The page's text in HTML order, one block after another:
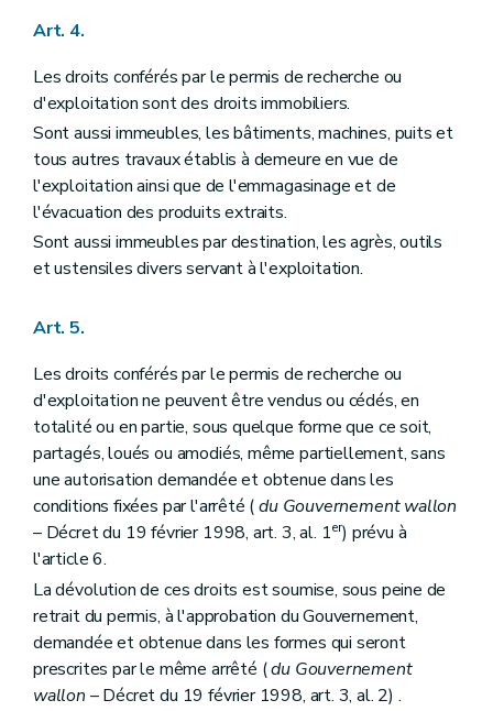
Art. 4.
Les droits conférés par le permis de recherche ou
d'exploitation sont des droits immobiliers.
Sont aussi immeubles, les bâtiments, machines, puits et
tous autres travaux établis à demeure en vue de
l'exploitation ainsi que de l'emmagasinage et de
l'évacuation des produits extraits.
Sont aussi immeubles par destination, les agrès, outils
et ustensiles divers servant à l'exploitation.
Art. 5.
Les droits conférés par le permis de recherche ou
d'exploitation ne peuvent être vendus ou cédés, en
totalité ou en partie, sous quelque forme que ce soit,
partagés, loués ou amodiés, même partiellement, sans
une autorisation demandée et obtenue dans les
conditions fixées par l'arrêté (du Gouvernement wallon
– Décret du 19 février 1998, art. 3, al. 1er) prévu à
l'article 6.
La dévolution de ces droits est soumise, sous peine de
retrait du permis, à l'approbation du Gouvernement,
demandée et obtenue dans les formes qui seront
prescrites par le même arrêté (du Gouvernement
wallon – Décret du 19 février 1998, art. 3, al. 2) .